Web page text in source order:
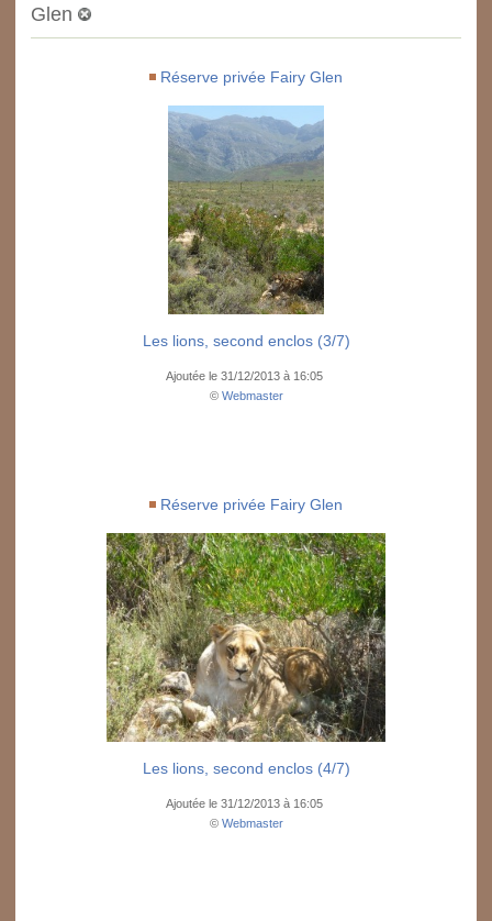
Glen
Réserve privée Fairy Glen
Les lions, second enclos (3/7)
Ajoutée le 31/12/2013 à 16:05
© Webmaster
Réserve privée Fairy Glen
Les lions, second enclos (4/7)
Ajoutée le 31/12/2013 à 16:05
© Webmaster